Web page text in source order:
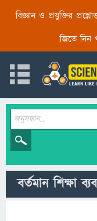
বিজ্ঞান ও প্রযুক্তির
জিতে নিন
বর্তমান শিক্ষা